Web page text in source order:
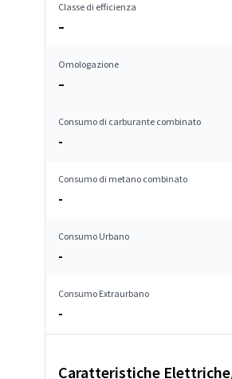
Classe di efficienza
–
Omologazione
–
Consumo di carburante combinato
-
Consumo di metano combinato
-
Consumo Urbano
-
Consumo Extraurbano
-
Caratteristiche